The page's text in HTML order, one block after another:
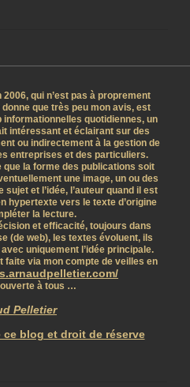
2006, qui n’est pas à proprement
que très peu mon avis, est
informationnelles quotidiennes, un
intéressant et éclairant sur des
ou indirectement à la gestion de
entreprises et des particuliers.
que la forme des publications soit
une image, un ou des
et l’idée, l’auteur quand il est
hypertexte vers le texte d’origine
la lecture.
et efficacité, toujours dans
(de web), les textes évoluent, ils
uniquement l’idée principale.
faite via mon compte de veilles en
à tous …
Pelletier
blog et droit de réserve